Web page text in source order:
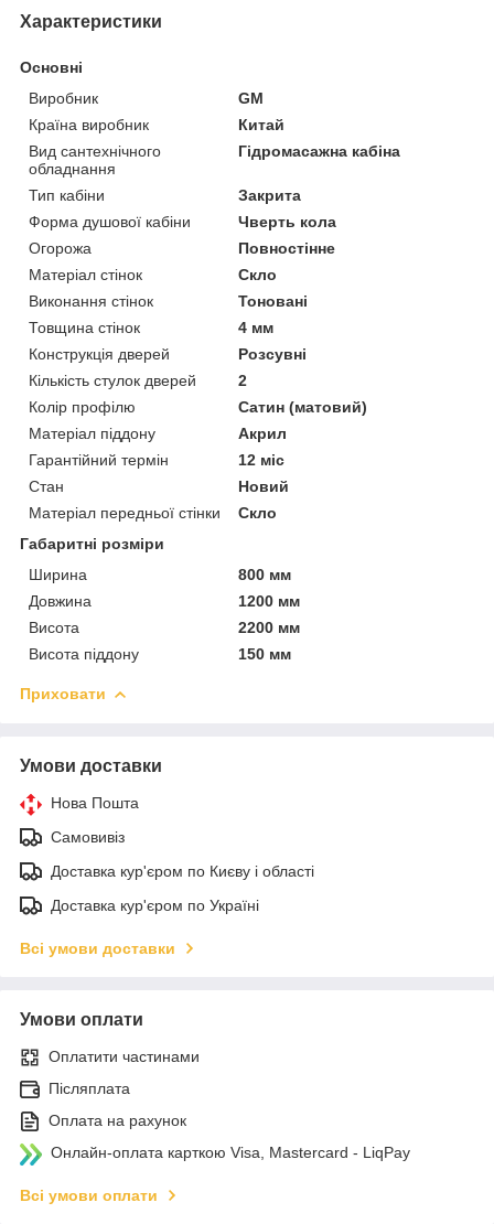
Характеристики
Основні
Виробник
GM
Країна виробник
Китай
Вид сантехнічного
обладнання
Гідромасажна кабіна
Тип кабіни
Закрита
Форма душової кабіни
Чверть кола
Огорожа
Повностінне
Матеріал стінок
Скло
Виконання стінок
Тоновані
Товщина стінок
4 мм
Конструкція дверей
Розсувні
Кількість стулок дверей
2
Колір профілю
Сатин (матовий)
Матеріал піддону
Акрил
Гарантійний термін
12 міс
Стан
Новий
Матеріал передньої стінки
Скло
Габаритні розміри
Ширина
800 мм
Довжина
1200 мм
Висота
2200 мм
Висота піддону
150 мм
Приховати
Умови доставки
Нова Пошта
Самовивіз
Доставка кур'єром по Києву і області
Доставка кур'єром по Україні
Всі умови доставки
Умови оплати
Оплатити частинами
Післяплата
Оплата на рахунок
Онлайн-оплата карткою Visa, Mastercard - LiqPay
Всі умови оплати